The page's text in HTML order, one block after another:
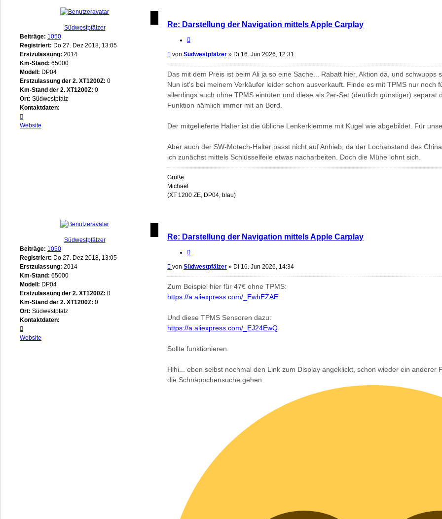
Südwestpfälzer
Beiträge: 1050
Registriert: Do 27. Dez 2018, 13:05
Erstzulassung: 2014
Km-Stand: 65000
Modell: DP04
Erstzulassung der 2. XT1200Z: 0
Km-Stand der 2. XT1200Z: 0
Ort: Südwestpfalz
Kontaktdaten:
von
Website
Re: Darstellung der Navigation mittels Apple Carplay
Beitrag
von Südwestpfälzer » Di 16. Jun 2026, 12:31
Das mit dem Preis ist beim Ali ja so eine Sache... Rabatt hier, Aktion da, und schwupps
Nun ist's bei meinem Verkäufer leider schon ausverkauft. Finde es mit TPMS nur noch
allerdings auch ohne TPMS eintüten und diese als 2er-Set (deutlich günstiger) separat
Funktion nämlich immer mit an Bord.
Der mitgelieferte Halter ist die übliche Lenkerklemme mit Kugel wie abgebildet. Für
Aber auch der SW-Motech-Halter passt nicht auf Anhieb, da der Lochabstand des
ich zunächst mittels Schlüsselfeile etwas nacharbeiten. Doch die Mühe lohnt sich.
Grüße
Michael
(XT 1200 ZE, DP04, blau)
Südwestpfälzer
Beiträge: 1050
Registriert: Do 27. Dez 2018, 13:05
Erstzulassung: 2014
Km-Stand: 65000
Modell: DP04
Erstzulassung der 2. XT1200Z: 0
Km-Stand der 2. XT1200Z: 0
Ort: Südwestpfalz
Kontaktdaten:
von
Website
Re: Darstellung der Navigation mittels Apple Carplay
Beitrag
von Südwestpfälzer » Di 16. Jun 2026, 14:34
Zum Beispiel hier für 47€ ohne TPMS:
https://a.aliexpress.com/_EwhEZAE
Und diese TPMS Sensoren dazu:
https://a.aliexpress.com/_EJ24EwQ
Sollte funktionieren.
Hihi... eben selbst nochmal den Link zum Display angeklickt, schon wieder ein anderer
die Schnäppchensuche gehen